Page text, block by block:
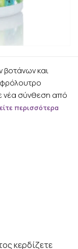
και
νέα σύνθεση από
περισσότερα
κερδίζετε